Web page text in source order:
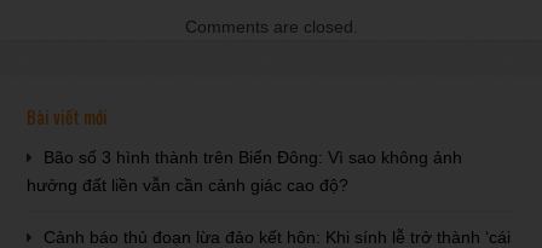
Comments are closed.
Bài viết mới
Bão số 3 hình thành trên Biển Đông: Vì sao không ảnh
hưởng đất liền vẫn cần cảnh giác cao độ?
Cảnh báo thủ đoạn lừa đảo kết hôn: Khi sính lễ trở thành ‘cái